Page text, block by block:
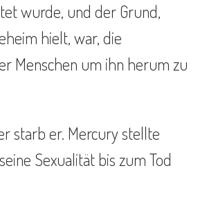
wurde, und der Grund,
hielt, war, die
Menschen um ihn herum zu
starb er. Mercury stellte
Sexualität bis zum Tod